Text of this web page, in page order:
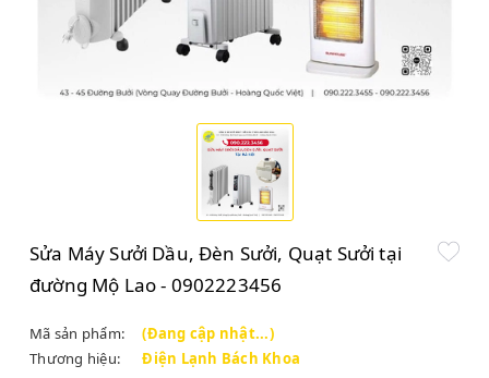
Sửa Máy Sưởi Dầu, Đèn Sưởi, Quạt Sưởi tại
đường Mộ Lao - 0902223456
Mã sản phẩm:
(Đang cập nhật...)
Thương hiệu:
Điện Lạnh Bách Khoa